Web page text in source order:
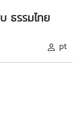
ธรรมไทย
pt